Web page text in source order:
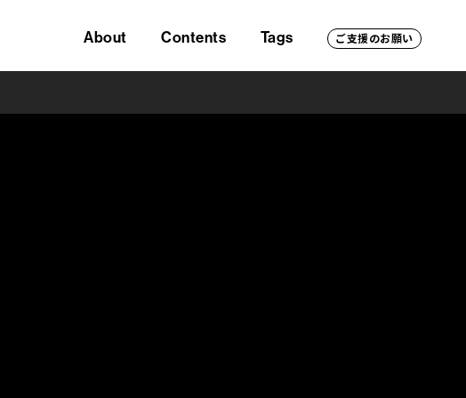
About Contents Tags ご支援のお願い